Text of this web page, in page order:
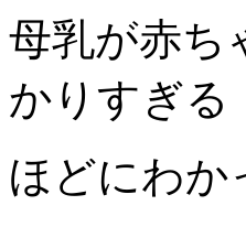
母乳が赤ち
かりすぎる
ほどにわか